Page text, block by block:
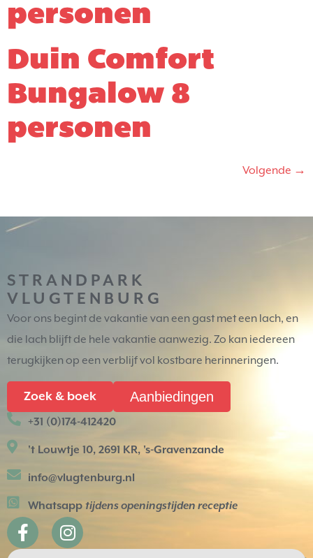
personen
Duin Comfort
Bungalow 8
personen
Volgende →
STRANDPARK
VLUGTENBURG
Voor ons begint de vakantie van een gast met een lach, en
die lach blijft de hele vakantie aanwezig. Zo kan iedereen
terugkijken op een verblijf vol kostbare herinneringen.
Zoek & boek Aanbiedingen
+31 (0)174-412420
't Louwtje 10, 2691 KR, 's-Gravenzande
info@vlugtenburg.nl
Whatsapp tijdens openingstijden receptie